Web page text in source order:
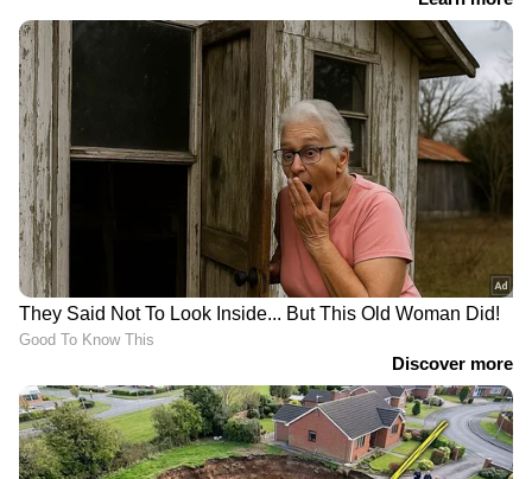
നിങ്ങളുടെ നഗരത്തിലെ
ഇന്നത്തെ ഡീസൽ,
പെട്രോൾ വിലകൾ
പുതിയ കാറോ ബൈക്കോ
വാങ്ങാൻ പോകുന്നോ?
ഇൻഷുറൻസ്
കാലാവധിയിൽ വൻ
നിർണായക ഉത്തരവ്